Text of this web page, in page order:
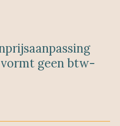
geen btw-